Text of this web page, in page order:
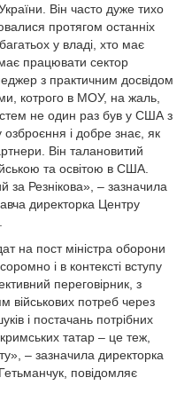
Він часто дуже тихо
протягом останніх
у владі, хто має
має працювати сектор
з практичним досвідом
котрого в МОУ, на жаль,
не один раз був у США з
і добре знає, як
Він талановитий
та освітою в США.
за Резнікова», – зазначила
директорка Центру
на пост міністра оборони
і в контексті вступу
переговірник, з
військових потреб через
і постачань потрібних
татар – це теж,
– зазначила директорка
повідомляє